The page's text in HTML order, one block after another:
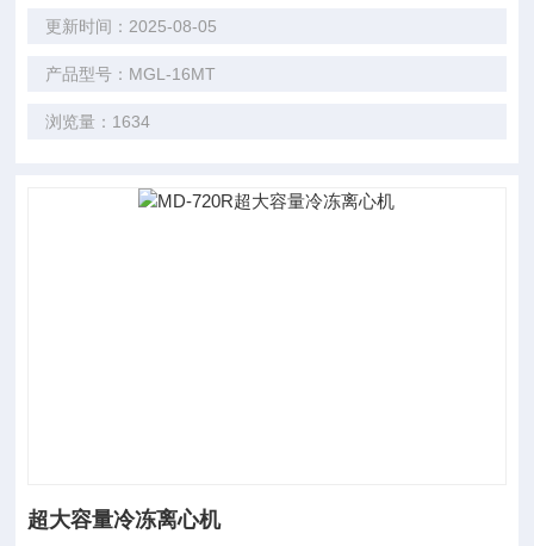
更新时间：2025-08-05
产品型号：MGL-16MT
浏览量：1634
超大容量冷冻离心机